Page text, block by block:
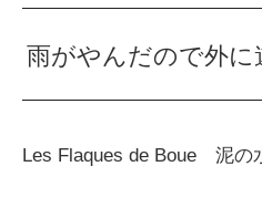
雨がやんだので外に
Les Flaques de Boue 泥の